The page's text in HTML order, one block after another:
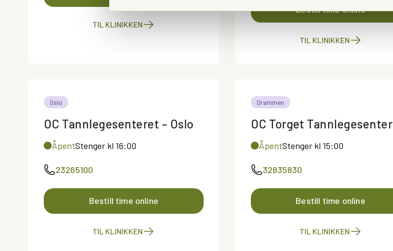
TIL KLINIKKEN
Bestill time online
TIL KLINIKKEN
Oslo
OC Tannlegesenteret – Oslo
ÅpentStenger kl 16:00
23265100
Bestill time online
TIL KLINIKKEN
Drammen
OC Torget Tannlegesenter
ÅpentStenger kl 15:00
32835830
Bestill time online
TIL KLINIKKEN